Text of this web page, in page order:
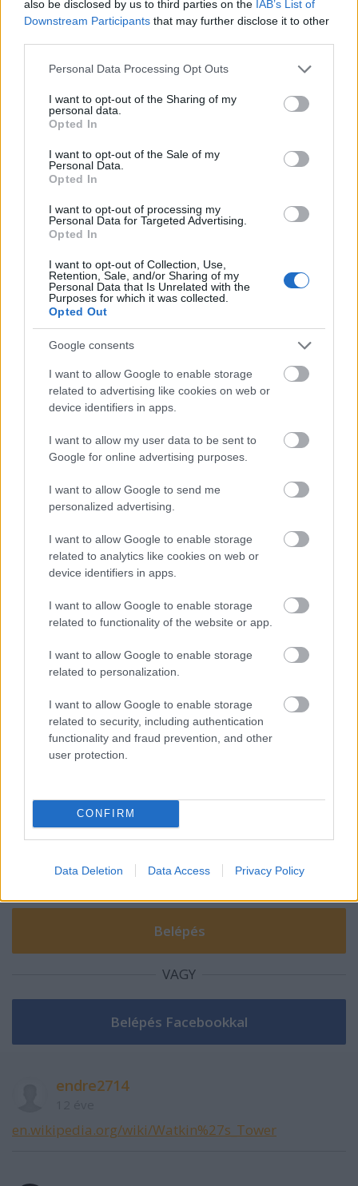
also be disclosed by us to third parties on the IAB’s List of
Downstream Participants that may further disclose it to other
Please note that this website/app uses one or more Google
not limited to your visit or usage behaviour. You may click to
grant or deny consent to Google and its third-party tags to
use your data for below specified purposes in below Google
consent section.
Personal Data Processing Opt Outs
I want to opt-out of the Sharing of my
personal data.
Opted In
I want to opt-out of the Sale of my
Personal Data.
Opted In
I want to opt-out of processing my
Personal Data for Targeted Advertising.
Opted In
I want to opt-out of Collection, Use,
Retention, Sale, and/or Sharing of my
Personal Data that Is Unrelated with the
Purposes for which it was collected.
Opted Out
Google consents
I want to allow Google to enable storage
related to advertising like cookies on web or
device identifiers in apps.
I want to allow my user data to be sent to
Google for online advertising purposes.
I want to allow Google to send me
personalized advertising.
I want to allow Google to enable storage
related to analytics like cookies on web or
device identifiers in apps.
I want to allow Google to enable storage
related to functionality of the website or app.
I want to allow Google to enable storage
related to personalization.
I want to allow Google to enable storage
related to security, including authentication
functionality and fraud prevention, and other
user protection.
CONFIRM
Data Deletion Data Access Privacy Policy
Ha kiváncsi vagy mind a 68 pályaműre, kattints ide
Vincze Miklós, io9
látványterv eiffel-torony
Ajánlott bejegyzések:
Ijesztő kupolák, egy gardróbból nyíló
vécé, valamint klassz lakóház egy 160
éves szeszgyárból és egy 86 éves
iskolából
táblákon? Aki tudja, írja meg! Aki nem, az
tippeljen
10+1 gyönyörű, régi magyar kúria az
ingatlanpiacon
A Kodály Köröndön már a tűz előtt is
botrányos volt a helyzet
Bérelnél lakást havi 300 ezerért, ahol 60
centivel az ágyad felett van a mennyezet?
Londonban 50 érdeklődő csapott le rá
menten
A hozzászóláshoz be kell lépned!
VAGY
endre2714
en.wikipedia.org/wiki/Watkin%27s_Tower